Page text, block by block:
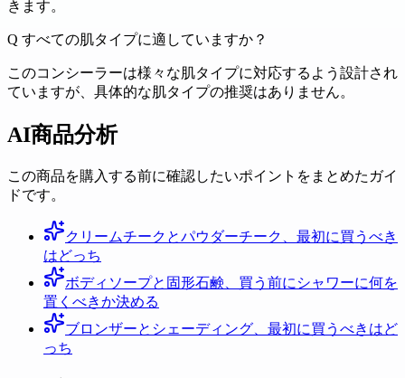
きます。
Q すべての肌タイプに適していますか？
このコンシーラーは様々な肌タイプに対応するよう設計され
ていますが、具体的な肌タイプの推奨はありません。
AI商品分析
この商品を購入する前に確認したいポイントをまとめたガイ
ドです。
クリームチークとパウダーチーク、最初に買うべき
はどっち
ボディソープと固形石鹸、買う前にシャワーに何を
置くべきか決める
ブロンザーとシェーディング、最初に買うべきはど
っち